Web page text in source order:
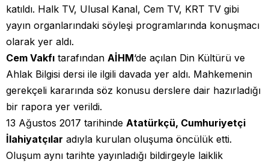
katıldı. Halk TV, Ulusal Kanal, Cem TV, KRT TV gibi
yayın organlarındaki söyleşi programlarında konuşmacı
olarak yer aldı.
Cem Vakfı tarafından AİHM‘de açılan Din Kültürü ve
Ahlak Bilgisi dersi ile ilgili davada yer aldı. Mahkemenin
gerekçeli kararında söz konusu derslere dair hazırladığı
bir rapora yer verildi.
13 Ağustos 2017 tarihinde Atatürkçü, Cumhuriyetçi
İlahiyatçılar adıyla kurulan oluşuma öncülük etti.
Oluşum aynı tarihte yayınladığı bildirgeyle laiklik